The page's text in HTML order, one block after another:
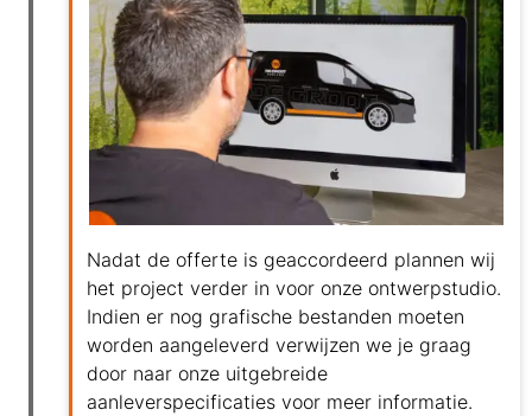
Nadat de offerte is geaccordeerd plannen wij
het project verder in voor onze ontwerpstudio.
Indien er nog grafische bestanden moeten
worden aangeleverd verwijzen we je graag
door naar onze uitgebreide
aanleverspecificaties voor meer informatie.